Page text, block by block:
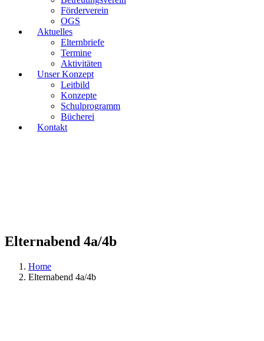
Förderverein
OGS
Aktuelles
Elternbriefe
Termine
Aktivitäten
Unser Konzept
Leitbild
Konzepte
Schulprogramm
Bücherei
Kontakt
Elternabend 4a/4b
Home
Elternabend 4a/4b